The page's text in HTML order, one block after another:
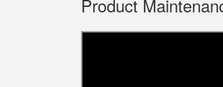
Product